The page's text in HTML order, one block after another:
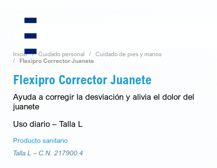
content
Inicio Cuidado personal
Cuidado de pies y manos
Flexipro Corrector Juanete
Flexipro Corrector Juanete
Ayuda a corregir la desviación y alivia el dolor del
juanete
Uso diario – Talla L
Producto sanitario
Talla L –C.N. 217900.4